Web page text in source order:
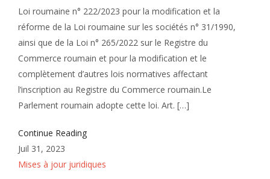
Loi roumaine n° 222/2023 pour la modification et la
réforme de la Loi roumaine sur les sociétés n° 31/1990,
ainsi que de la Loi n° 265/2022 sur le Registre du
Commerce roumain et pour la modification et le
complètement d’autres lois normatives affectant
l’inscription au Registre du Commerce roumain.Le
Parlement roumain adopte cette loi. Art. […]
Continue Reading
Juil 31, 2023
Mises à jour juridiques